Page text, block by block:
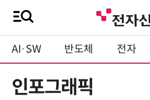
AI·SW 반도체 전자
인포그래픽